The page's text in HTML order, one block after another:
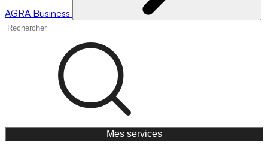
AGRA Business
Mes services